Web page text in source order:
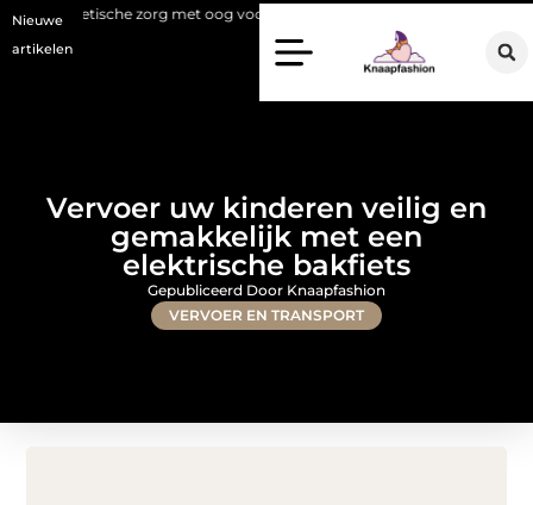
Nieuwe
artikelen
zorg met oog voor natuurlijke resultaten
Vervoer uw kinderen veilig en
gemakkelijk met een
elektrische bakfiets
VERVOER EN TRANSPORT
Gepubliceerd Door Knaapfashion